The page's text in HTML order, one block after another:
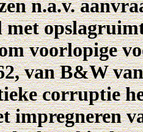
n.a.v.
met
voorlopige
van B&W
corruptie
impregneren